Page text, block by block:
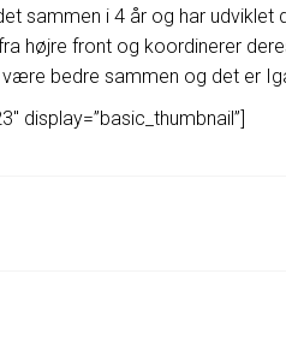
sammen i 4 år og har
højre front og koordinerer
bedre sammen og det er
display=”basic_thumbnail”]